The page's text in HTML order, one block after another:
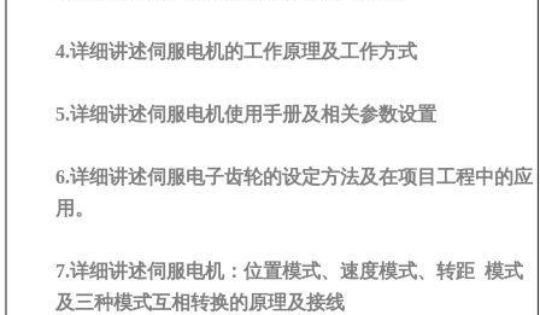
4.详细讲述伺服电机的工作原理及工作方式
5.详细讲述伺服电机使用手册及相关参数设置
6.详细讲述伺服电子齿轮的设定方法及在项目工程中的应
用。
7.详细讲述伺服电机：位置模式、速度模式、转距 模式
及三种模式互相转换的原理及接线